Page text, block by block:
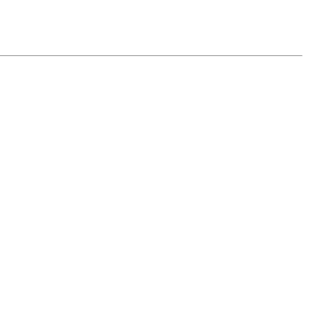
Vipps, Klarna och Google Pay.
debiteras kortet/fakturan.